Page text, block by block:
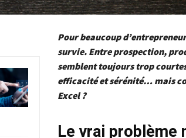
Pour beaucoup
survie. Entre prospection,
semblent toujours trop
efficacité et sérénité… mais
Excel ?
Le vrai problème